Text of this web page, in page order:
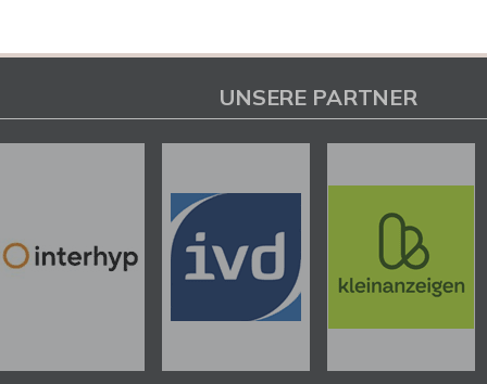
UNSERE PARTNER